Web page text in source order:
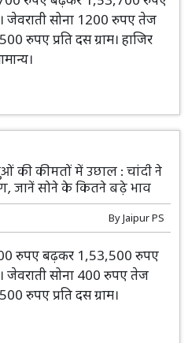
जेवराती सोना 1200 रुपए तेज
रुपए प्रति दस ग्राम। हाजिर
की कीमतों में उछाल : चांदी ने
जानें सोने के कितने बढ़े भाव
ByJaipur PS
रुपए बढ़कर 1,53,500 रुपए
जेवराती सोना 400 रुपए तेज
रुपए प्रति दस ग्राम।